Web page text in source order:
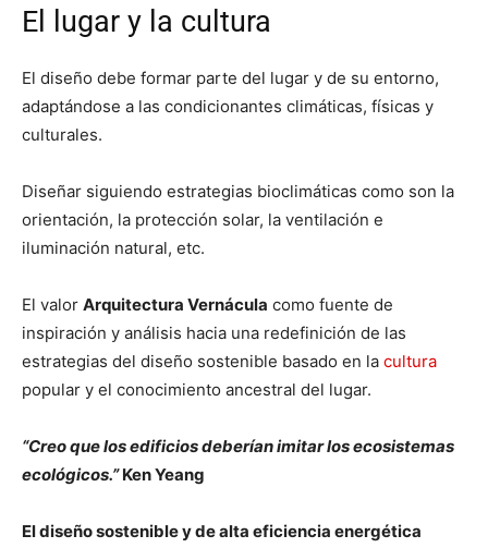
El lugar y la cultura
El diseño debe formar parte del lugar y de su entorno,
adaptándose a las condicionantes climáticas, físicas y
culturales.
Diseñar siguiendo estrategias bioclimáticas como son la
orientación, la protección solar, la ventilación e
iluminación natural, etc.
El valor Arquitectura Vernácula como fuente de
inspiración y análisis hacia una redefinición de las
estrategias del diseño sostenible basado en la cultura
popular y el conocimiento ancestral del lugar.
“Creo que los edificios deberían imitar los ecosistemas
ecológicos.”Ken Yeang
El diseño sostenible y de alta eficiencia energética